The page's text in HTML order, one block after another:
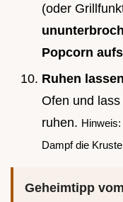
(oder
Popcorn
Ruhen lassen
Ofen und
ruhen.
Dampf die
Geheimtipp